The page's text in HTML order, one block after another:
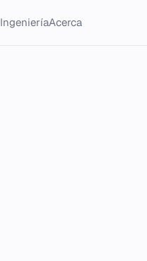
IngenieríaAcerca